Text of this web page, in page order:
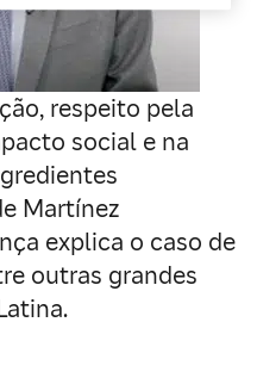
respeito pela
social e na
Martínez
explica o caso de
outras grandes